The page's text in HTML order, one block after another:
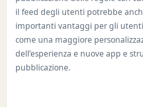
il feed degli utenti potrebbe
importanti vantaggi per gli
come una maggiore
dell’esperienza e nuove app e
pubblicazione.